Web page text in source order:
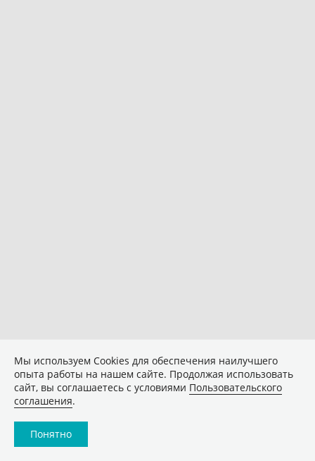
Мы используем Сookies для обеспечения наилучшего
опыта работы на нашем сайте. Продолжая использовать
сайт, вы соглашаетесь с условиями Пользовательского
соглашения.
Понятно